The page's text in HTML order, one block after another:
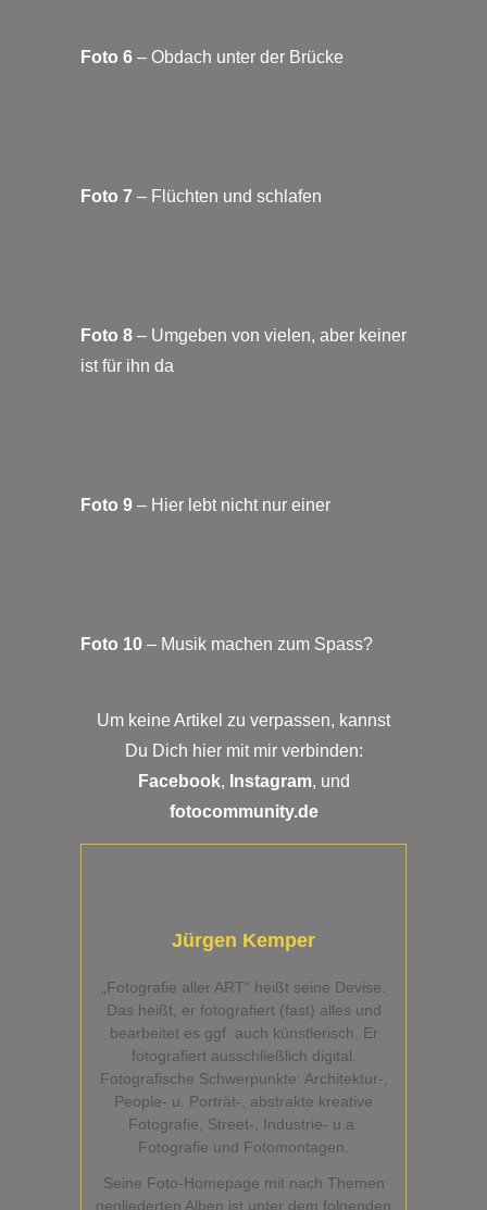
Foto 6 – Obdach unter der Brücke
Foto 7 – Flüchten und schlafen
Foto 8 – Umgeben von vielen, aber keiner
ist für ihn da
Foto 9 – Hier lebt nicht nur einer
Foto 10 – Musik machen zum Spass?
Um keine Artikel zu verpassen, kannst
Du Dich hier mit mir verbinden:
Facebook, Instagram, und
fotocommunity.de
Jürgen Kemper
„Fotografie aller ART“ heißt seine Devise.
Das heißt, er fotografiert (fast) alles und
bearbeitet es ggf. auch künstlerisch. Er
fotografiert ausschließlich digital.
Fotografische Schwerpunkte: Architektur-,
People- u. Porträt-, abstrakte kreative
Fotografie, Street-, Industrie- u.a.
Fotografie und Fotomontagen.
Seine Foto-Homepage mit nach Themen
gegliederten Alben ist unter dem folgenden